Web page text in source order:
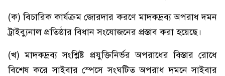
(ক) বিচারিক কার্যক্রম জোরদার করণে মাদকদ্রব্য অপরাধ দমন
ট্রাইব্যুনাল প্রতিষ্ঠার বিধান সংযোজনের প্রস্তাব করা হয়েছে।
(খ) মাদকদ্রব্য সংশ্লিষ্ট প্রযুক্তিনির্ভর অপরাধের বিস্তার রোধে
বিশেষ করে সাইবার স্পেসে সংঘটিত অপরাধ দমনে সাইবার